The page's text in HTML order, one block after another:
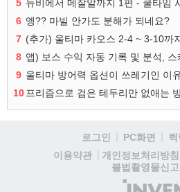
5 뉴비에서 메잘알까지 1편 - 쿨타임
6 엥?? 마빌 안가도 분해가 되네요?
7 (추가) 울티마 카오스 2-4 ~ 3-10까
8 앱) 보스 수익 자동 기록 및 분석, 스
9 울티마 방어력 옵션이 쓰레기인 이
10 프리즘으로 검은 테두리만 없애는
로그인 PC화면 퀵
이용약관
개인정보처리방침
불법촬영물신고
(주)